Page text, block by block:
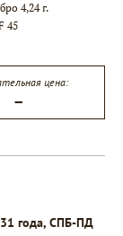
4,24 г.
45
цена:
—
года, СПБ-ПД